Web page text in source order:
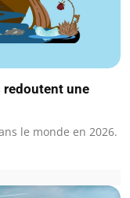
une
le monde en 2026.